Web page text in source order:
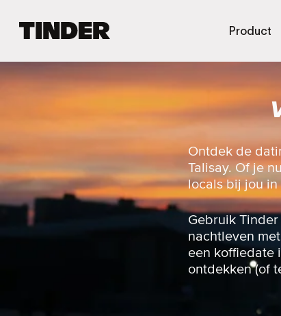
e
p
a
g
Product
Ontdek de
Talisay. Of je
locals bij jou
Gebruik
nachtleven
een koffiedate
ontdekken (of